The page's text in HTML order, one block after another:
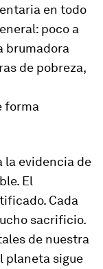
en todo
poco a
brumadora
de pobreza,
forma
la evidencia de
El
Cada
sacrificio.
de nuestra
planeta sigue